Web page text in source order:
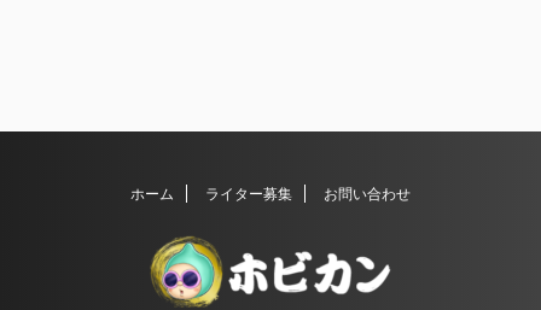
ホーム ライター募集 お問い合わせ